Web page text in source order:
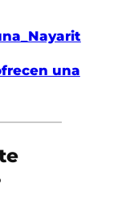
una